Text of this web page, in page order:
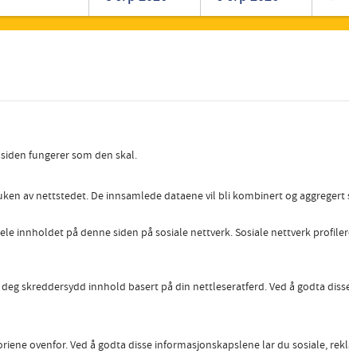
Romanian Turkish
fungerer som den skal.
av nettstedet. De innsamlede dataene vil bli kombinert og aggregert
innholdet på denne siden på sosiale nettverk. Sosiale nettverk
skreddersydd innhold basert på din nettleseratferd. Ved å godta
ovenfor. Ved å godta disse informasjonskapslene lar du sosiale,